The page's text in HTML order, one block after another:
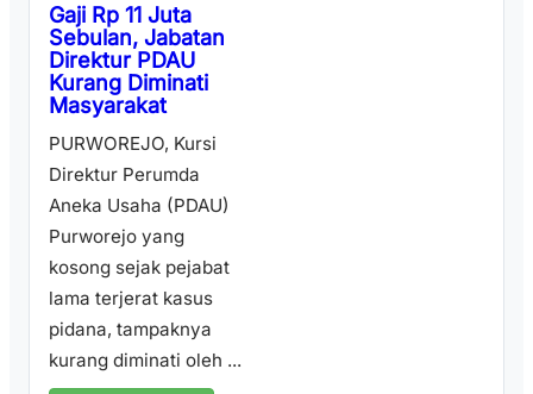
Gaji Rp 11 Juta
Sebulan, Jabatan
Direktur PDAU
Kurang Diminati
Masyarakat
PURWOREJO, Kursi
Direktur Perumda
Aneka Usaha (PDAU)
Purworejo yang
kosong sejak pejabat
lama terjerat kasus
pidana, tampaknya
kurang diminati oleh ...